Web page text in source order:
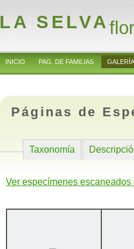
LA SELVA
INICIO PAG. DE FAMILIAS GALERÍA
Páginas de
Taxonomía
Ver especímenes escaneados